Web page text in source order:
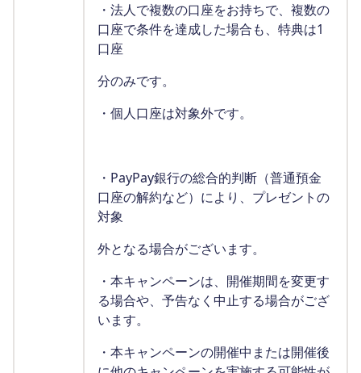
・法人で複数の口座をお持ちで、複数の
口座で条件を達成した場合も、特典は1
口座
分のみです。
・個人口座は対象外です。
・PayPay銀行の総合的判断（普通預金
口座の解約など）により、プレゼントの
対象
外となる場合がございます。
・本キャンペーンは、開催期間を変更す
る場合や、予告なく中止する場合がござ
います。
・本キャンペーンの開催中または開催後